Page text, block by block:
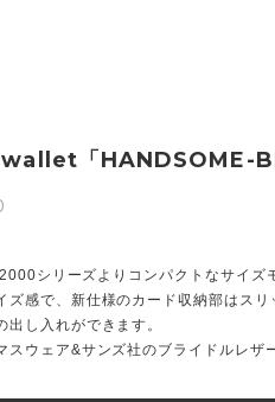
「HANDSOME-
シリーズよりコンパクトなサイズ
ズ感で、新仕様のカード収納部はスリ
出し入れができます。
スウェア&サンズ社のブライドルレザ